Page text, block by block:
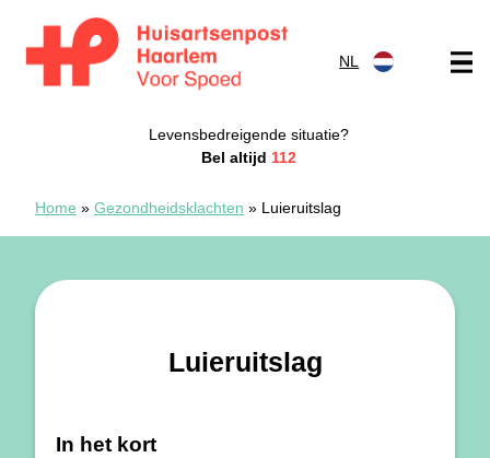
NL
Levensbedreigende situatie?
Bel altijd 112
Home » Gezondheidsklachten » Luieruitslag
Luieruitslag
In het kort